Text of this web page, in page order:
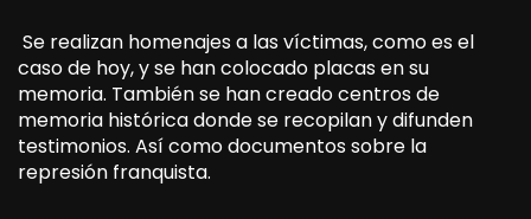
Se realizan homenajes a las víctimas, como es el
caso de hoy, y se han colocado placas en su
memoria. También se han creado centros de
memoria histórica donde se recopilan y difunden
testimonios. Así como documentos sobre la
represión franquista.